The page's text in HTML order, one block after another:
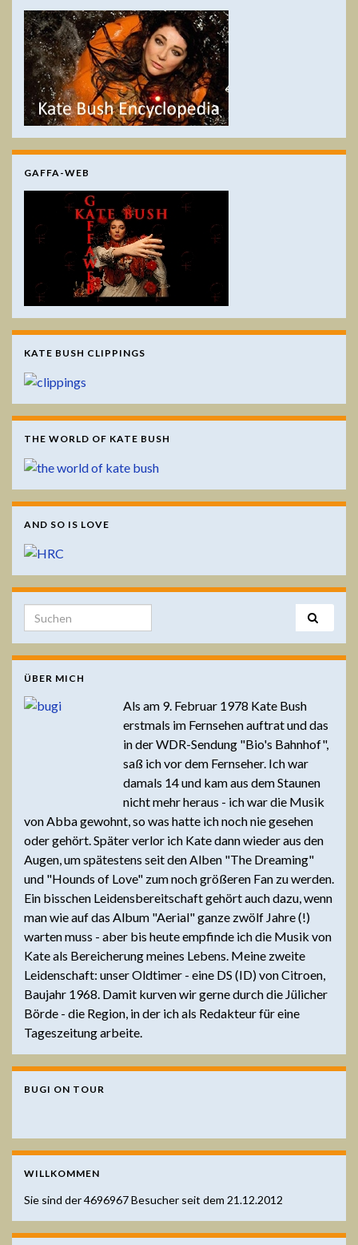
GAFFA-WEB
KATE BUSH CLIPPINGS
THE WORLD OF KATE BUSH
AND SO IS LOVE
Search for:
ÜBER MICH
Als am 9. Februar 1978 Kate Bush
erstmals im Fernsehen auftrat und das
in der WDR-Sendung "Bio's Bahnhof",
saß ich vor dem Fernseher. Ich war
damals 14 und kam aus dem Staunen
nicht mehr heraus - ich war die Musik
von Abba gewohnt, so was hatte ich noch nie gesehen
oder gehört. Später verlor ich Kate dann wieder aus den
Augen, um spätestens seit den Alben "The Dreaming"
und "Hounds of Love" zum noch größeren Fan zu werden.
Ein bisschen Leidensbereitschaft gehört auch dazu, wenn
man wie auf das Album "Aerial" ganze zwölf Jahre (!)
warten muss - aber bis heute empfinde ich die Musik von
Kate als Bereicherung meines Lebens. Meine zweite
Leidenschaft: unser Oldtimer - eine DS (ID) von Citroen,
Baujahr 1968. Damit kurven wir gerne durch die Jülicher
Börde - die Region, in der ich als Redakteur für eine
Tageszeitung arbeite.
BUGI ON TOUR
WILLKOMMEN
Sie sind der4696967Besucher seit dem 21.12.2012